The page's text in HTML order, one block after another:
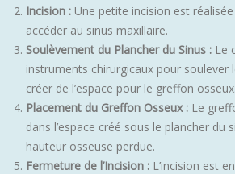
Incision : Une petite incision est
accéder au sinus maxillaire.
Soulèvement du Plancher du Sinus : Le
instruments chirurgicaux pour soulever
créer de l’espace pour le greffon osseux.
Placement du Greffon Osseux : Le
dans l’espace créé sous le plancher du
hauteur osseuse perdue.
Fermeture de l’Incision : L’incision est